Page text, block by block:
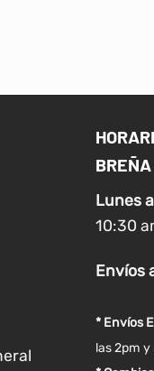
BREÑA
Lunes a
10:30
Envíos
* Envíos
las 2pm y